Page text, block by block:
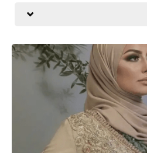
طبيعة
اقتصاد
سيارات
علوم وتكنولوجيا
تعليم